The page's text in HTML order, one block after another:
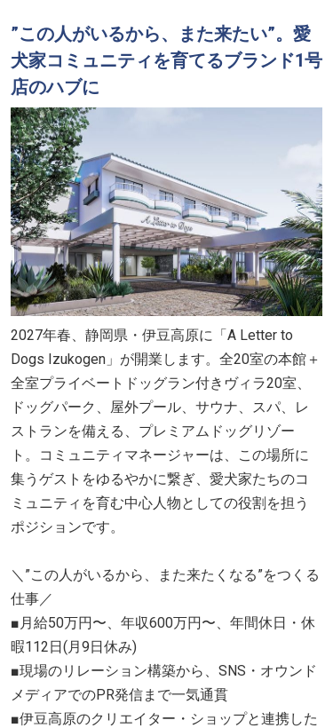
”この人がいるから、また来たい”。愛
犬家コミュニティを育てるブランド1号
店のハブに
2027年春、静岡県・伊豆高原に「A Letter to
Dogs Izukogen」が開業します。全20室の本館＋
全室プライベートドッグラン付きヴィラ20室、
ドッグパーク、屋外プール、サウナ、スパ、レ
ストランを備える、プレミアムドッグリゾー
ト。コミュニティマネージャーは、この場所に
集うゲストをゆるやかに繋ぎ、愛犬家たちのコ
ミュニティを育む中心人物としての役割を担う
ポジションです。
＼”この人がいるから、また来たくなる”をつくる
仕事／
■月給50万円〜、年収600万円〜、年間休日・休
暇112日(月9日休み)
■現場のリレーション構築から、SNS・オウンド
メディアでのPR発信まで一気通貫
■伊豆高原のクリエイター・ショップと連携した